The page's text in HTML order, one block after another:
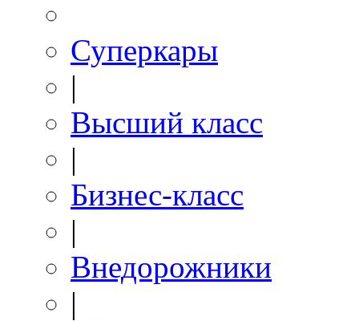
Суперкары
|
Высший класс
|
Бизнес-класс
|
Внедорожники
|